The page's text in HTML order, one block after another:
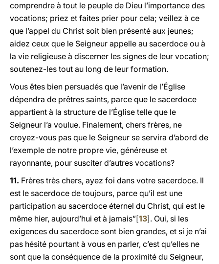
comprendre à tout le peuple de Dieu l’importance des
vocations; priez et faites prier pour cela; veillez à ce
que l’appel du Christ soit bien présenté aux jeunes;
aidez ceux que le Seigneur appelle au sacerdoce ou à
la vie religieuse à discerner les signes de leur vocation;
soutenez-les tout au long de leur formation.
Vous êtes bien persuadés que l’avenir de l’Église
dépendra de prêtres saints, parce que le sacerdoce
appartient à la structure de l’Église telle que le
Seigneur l’a voulue. Finalement, chers frères, ne
croyez-vous pas que le Seigneur se servira d’abord de
l’exemple de notre propre vie, généreuse et
rayonnante, pour susciter d’autres vocations?
11. Frères très chers, ayez foi dans votre sacerdoce. Il
est le sacerdoce de toujours, parce qu’il est une
participation au sacerdoce éternel du Christ, qui est le
même hier, aujourd’hui et à jamais”[13]. Oui, si les
exigences du sacerdoce sont bien grandes, et si je n’ai
pas hésité pourtant à vous en parler, c’est qu’elles ne
sont que la conséquence de la proximité du Seigneur,